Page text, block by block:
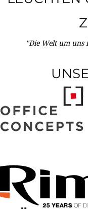
"Die Welt um